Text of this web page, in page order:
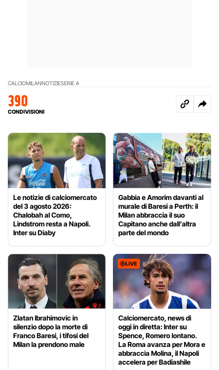
CALCIOMILANNOTIZIESERIE A
390
CONDIVISIONI
Le notizie di calciomercato
del 3 agosto 2026:
Chalobah al Como,
Lindstrom resta a Napoli.
Inter su Diaby
Gabbia e Amorim davanti al
murale di Baresi a Perth: il
Milan abbraccia il suo
Capitano anche dall’altra
parte del mondo
Zlatan Ibrahimovic in
silenzio dopo la morte di
Franco Baresi, i tifosi del
Milan la prendono male
LIVE
Calciomercato, news di
oggi in diretta: Inter su
Spence, Romero lontano.
La Roma avanza per Mora e
abbraccia Molina, il Napoli
accelera per Badiashile